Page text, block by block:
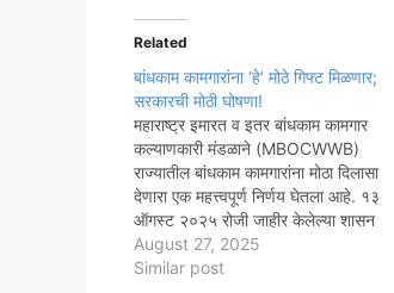
Related
बांधकाम कामगारांना ‘हे’ मोठे गिफ्ट मिळणार;
सरकारची मोठी घोषणा!
महाराष्ट्र इमारत व इतर बांधकाम कामगार
कल्याणकारी मंडळाने (MBOCWWB)
राज्यातील बांधकाम कामगारांना मोठा दिलासा
देणारा एक महत्त्वपूर्ण निर्णय घेतला आहे. १३
ऑगस्ट २०२५ रोजी जाहीर केलेल्या शासन
निर्णयानुसार (GR), आता बांधकाम कामगारांना
मंडळाकडे नोंदणी करण्यासाठी किंवा जुनी नोंदणी
August 27, 2025
Similar post